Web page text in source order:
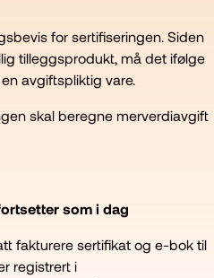
for sertifiseringen. Siden
tilleggsprodukt, må det ifølge
avgiftspliktig vare.
skal beregne merverdiavgift
som i dag
fakturere sertifikat og e-bok til
registrert i